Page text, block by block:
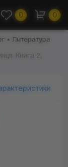
0 0
Литература
Книга 2,